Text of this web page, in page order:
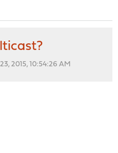
2015, 10:54:26 AM